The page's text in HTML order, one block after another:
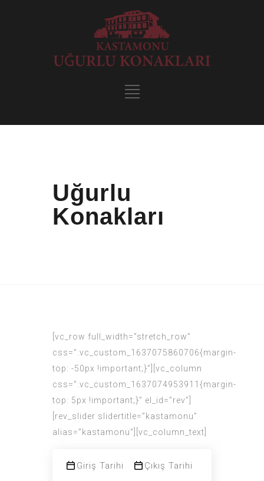
Uğurlu
Konakları
[vc_row full_width=”stretch_row”
css=”.vc_custom_1637075860706{margin-
top: -50px !important;}”][vc_column
css=”.vc_custom_1637074953911{margin-
top: 5px !important;}” el_id=”rev”]
[rev_slider slidertitle=”kastamonu”
alias=”kastamonu”][vc_column_text]
Giriş Tarihi Çıkış Tarihi